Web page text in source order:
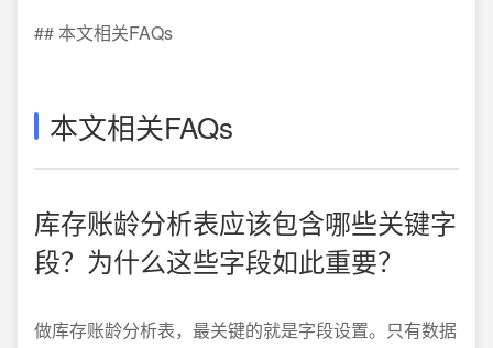
## 本文相关FAQs
本文相关FAQs
库存账龄分析表应该包含哪些关键字
段？为什么这些字段如此重要？
做库存账龄分析表，最关键的就是字段设置。只有数据